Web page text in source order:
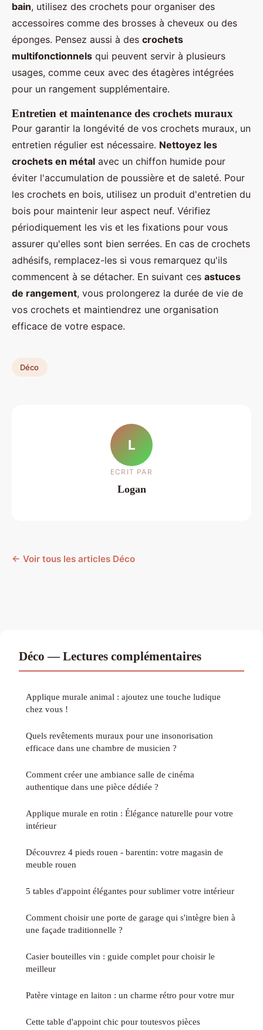
bain, utilisez des crochets pour organiser des
accessoires comme des brosses à cheveux ou des
éponges. Pensez aussi à des crochets
multifonctionnels qui peuvent servir à plusieurs
usages, comme ceux avec des étagères intégrées
pour un rangement supplémentaire.
Entretien et maintenance des crochets muraux
Pour garantir la longévité de vos crochets muraux, un
entretien régulier est nécessaire. Nettoyez les
crochets en métal avec un chiffon humide pour
éviter l'accumulation de poussière et de saleté. Pour
les crochets en bois, utilisez un produit d'entretien du
bois pour maintenir leur aspect neuf. Vérifiez
périodiquement les vis et les fixations pour vous
assurer qu'elles sont bien serrées. En cas de crochets
adhésifs, remplacez-les si vous remarquez qu'ils
commencent à se détacher. En suivant ces astuces
de rangement, vous prolongerez la durée de vie de
vos crochets et maintiendrez une organisation
efficace de votre espace.
Déco
L
ECRIT PAR
Logan
← Voir tous les articles Déco
Déco — Lectures complémentaires
Applique murale animal : ajoutez une touche ludique
chez vous !
Quels revêtements muraux pour une insonorisation
efficace dans une chambre de musicien ?
Comment créer une ambiance salle de cinéma
authentique dans une pièce dédiée ?
Applique murale en rotin : Élégance naturelle pour votre
intérieur
Découvrez 4 pieds rouen - barentin: votre magasin de
meuble rouen
5 tables d'appoint élégantes pour sublimer votre intérieur
Comment choisir une porte de garage qui s'intègre bien à
une façade traditionnelle ?
Casier bouteilles vin : guide complet pour choisir le
meilleur
Patère vintage en laiton : un charme rétro pour votre mur
Cette table d'appoint chic pour toutesvos pièces